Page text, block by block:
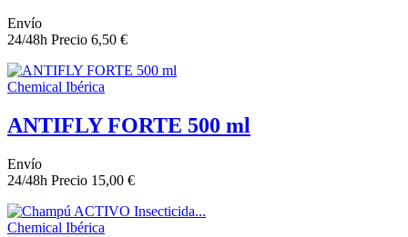
Envío
24/48h Precio 6,50 €
Chemical Ibérica
ANTIFLY FORTE 500 ml
Envío
24/48h Precio 15,00 €
Chemical Ibérica